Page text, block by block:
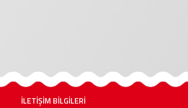
İLETİŞİM BİLGİLERİ